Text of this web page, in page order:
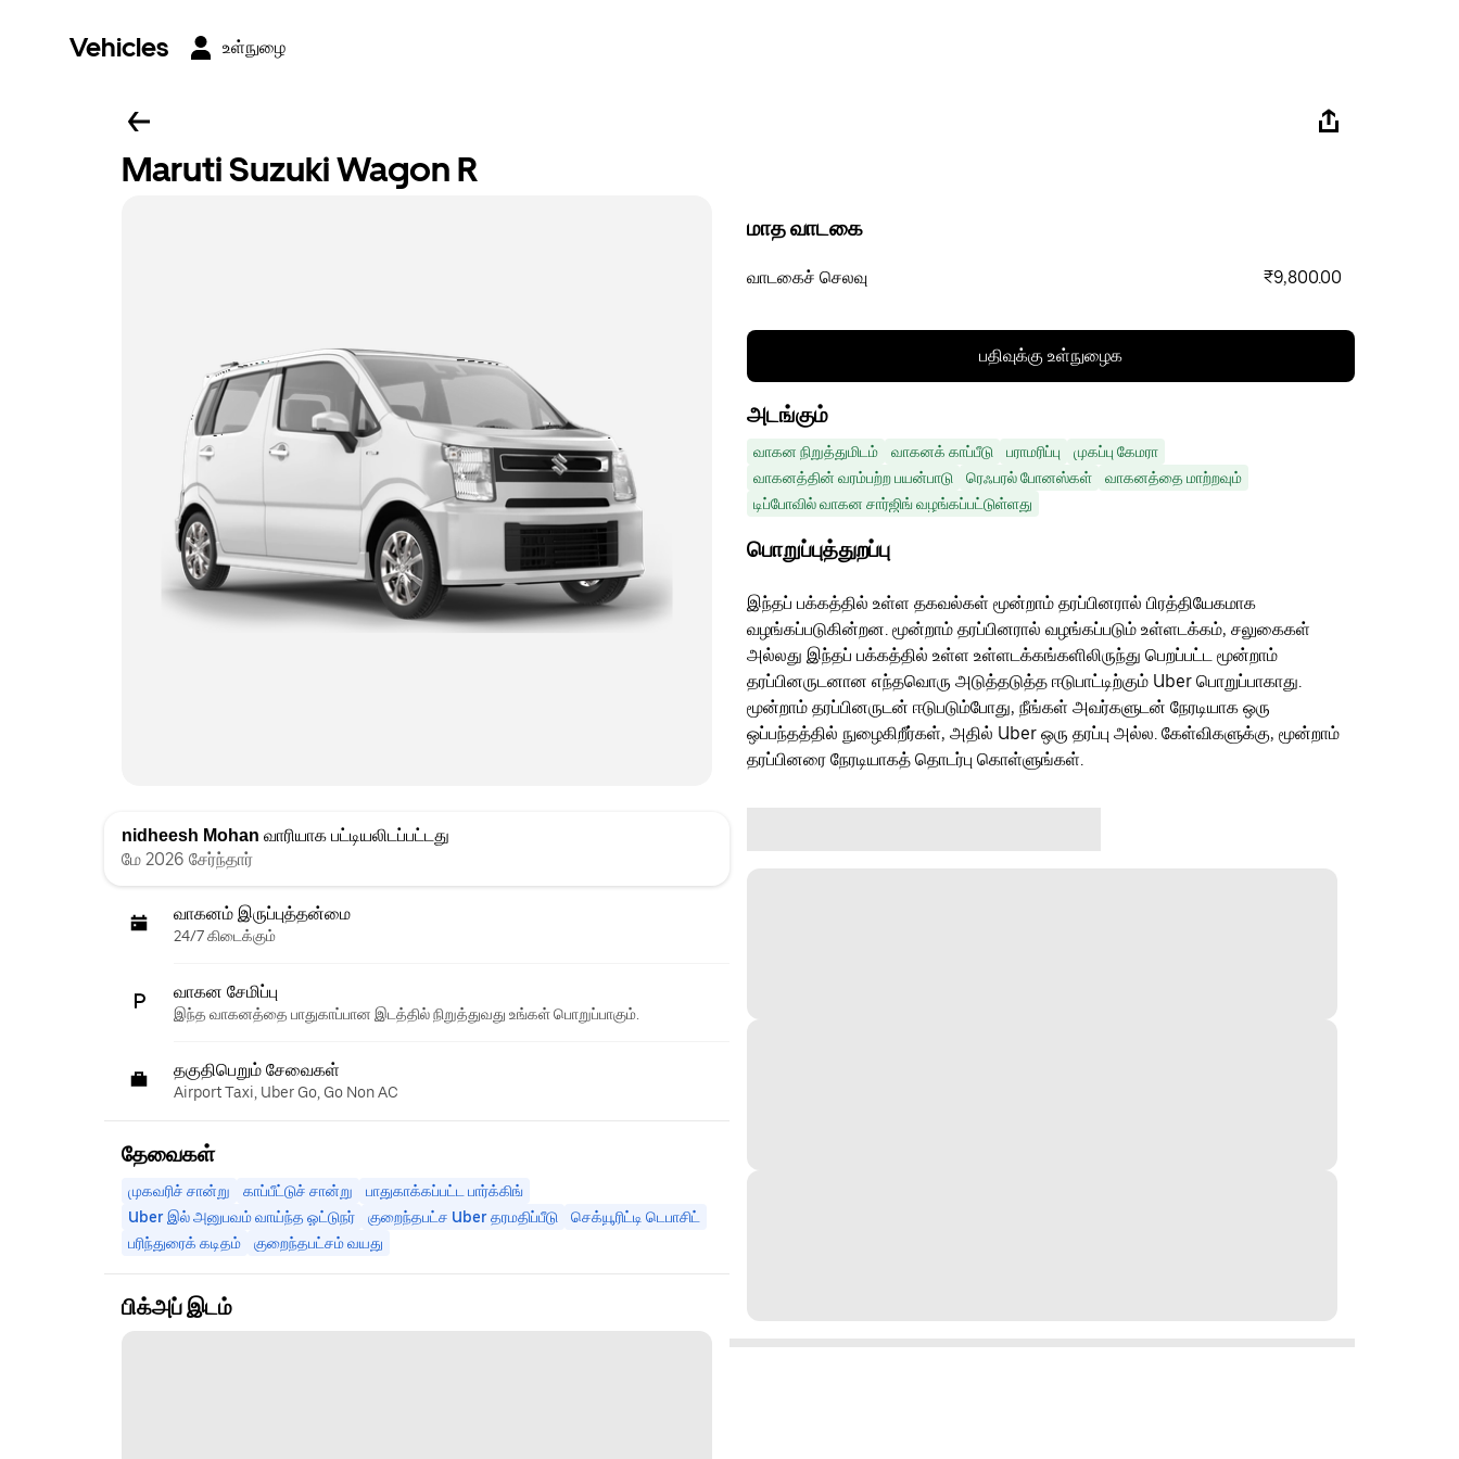
Vehicles உள்நுழை
Maruti Suzuki Wagon R
nidheesh Mohan வாரியாக பட்டியலிடப்பட்டது
மே 2026 சேர்ந்தார்
வாகனம் இருப்புத்தன்மை
24/7 கிடைக்கும்
வாகன சேமிப்பு
இந்த வாகனத்தை பாதுகாப்பான இடத்தில் நிறுத்துவது உங்கள் பொறுப்பாகும்.
தகுதிபெறும் சேவைகள்
Airport Taxi, Uber Go, Go Non AC
தேவைகள்
முகவரிச் சான்று காப்பீட்டுச் சான்று
பாதுகாக்கப்பட்ட பார்க்கிங்
Uber இல் அனுபவம் வாய்ந்த ஓட்டுநர்
குறைந்தபட்ச Uber தரமதிப்பீடு
செக்யூரிட்டி டெபாசிட்
பரிந்துரைக் கடிதம்
குறைந்தபட்சம் வயது
பிக்அப் இடம்
மாத வாடகை
வாடகைச் செலவு ₹9,800.00
பதிவுக்கு உள்நுழைக
அடங்கும்
வாகன நிறுத்துமிடம் வாகனக் காப்பீடு பராமரிப்பு
முகப்பு கேமரா
வாகனத்தின் வரம்பற்ற பயன்பாடு
ரெஃபரல் போனஸ்கள்
வாகனத்தை மாற்றவும்
டிப்போவில் வாகன சார்ஜிங் வழங்கப்பட்டுள்ளது
பொறுப்புத்துறப்பு
இந்தப் பக்கத்தில் உள்ள தகவல்கள் மூன்றாம் தரப்பினரால் பிரத்தியேகமாக
வழங்கப்படுகின்றன. மூன்றாம் தரப்பினரால் வழங்கப்படும் உள்ளடக்கம், சலுகைகள்
அல்லது இந்தப் பக்கத்தில் உள்ள உள்ளடக்கங்களிலிருந்து பெறப்பட்ட மூன்றாம்
தரப்பினருடனான எந்தவொரு அடுத்தடுத்த ஈடுபாட்டிற்கும் Uber பொறுப்பாகாது.
மூன்றாம் தரப்பினருடன் ஈடுபடும்போது, நீங்கள் அவர்களுடன் நேரடியாக ஒரு
ஒப்பந்தத்தில் நுழைகிறீர்கள், அதில் Uber ஒரு தரப்பு அல்ல. கேள்விகளுக்கு, மூன்றாம்
தரப்பினரை நேரடியாகத் தொடர்பு கொள்ளுங்கள்.